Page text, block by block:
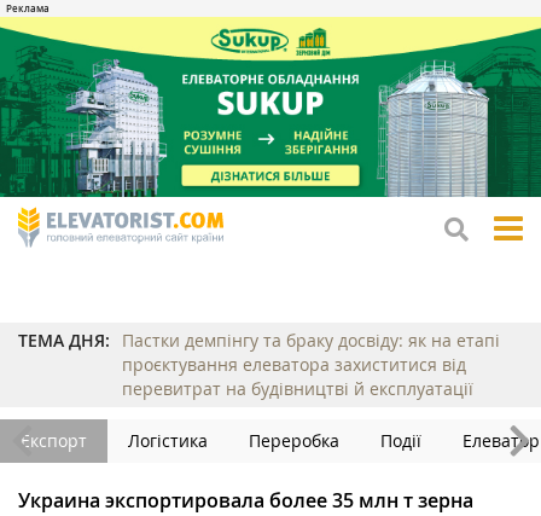
ТЕМА ДНЯ:
Пастки демпінгу та браку досвіду: як на етапі
проєктування елеватора захиститися від
перевитрат на будівництві й експлуатації
Експорт Логістика Переробка Події
Украина экспортировала более 35 млн т зерна